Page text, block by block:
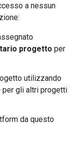
a nessun
progetto per
utilizzando
per gli altri progetti
da questo